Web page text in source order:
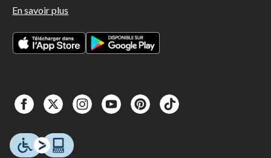
En savoir plus